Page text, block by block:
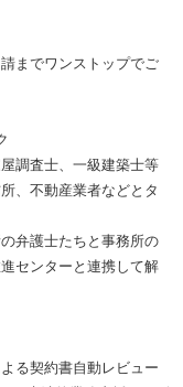
までワンストップでご
調査士、一級建築士等
、不動産業者などとタ
弁護士たちと事務所の
センターと連携して解
る契約書自動レビュー